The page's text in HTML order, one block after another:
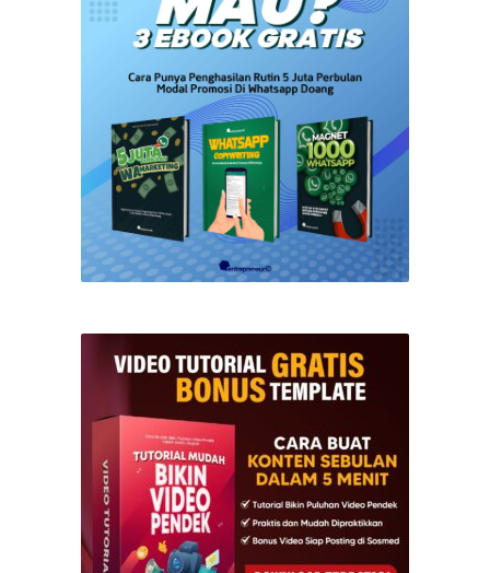
DOWNLOAD SEKARANG 👇